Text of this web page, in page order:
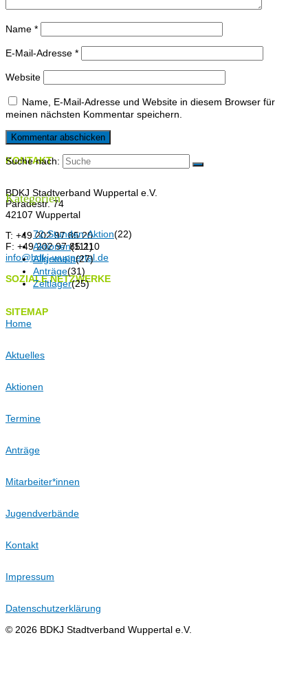
Name *
E-Mail-Adresse *
Website
Name, E-Mail-Adresse und Website in diesem Browser für
meinen nächsten Kommentar speichern.
Suche nach:
Kategorien
72-Stunden-Aktion(22)
Aktionen(111)
Allgemein(27)
Anträge(31)
Zeltlager(25)
KONTAKT
BDKJ Stadtverband Wuppertal e.V.
Paradestr. 74
42107 Wuppertal
T: +49 202 97 85 20
F: +49 202 97 85 210
info@bdkj-wuppertal.de
SOZIALE NETZWERKE
SITEMAP
Home
Aktuelles
Aktionen
Termine
Anträge
Mitarbeiter*innen
Jugendverbände
Kontakt
Impressum
Datenschutzerklärung
© 2026 BDKJ Stadtverband Wuppertal e.V.